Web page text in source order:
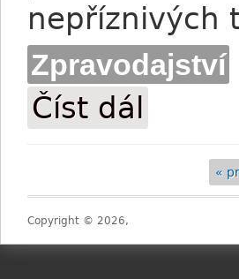
Zpravodajství
Číst dál
«
Copyright © 2026,